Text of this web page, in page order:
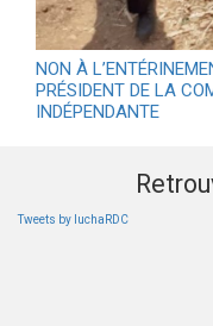
NON À
PRÉSIDENT DE LA
INDÉPENDANTE
Tweets by luchaRDC